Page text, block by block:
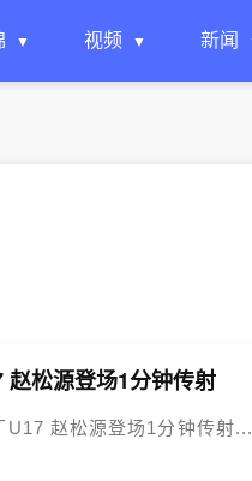
视频 新闻
松源登场1分钟传射
赵松源登场1分钟传射...